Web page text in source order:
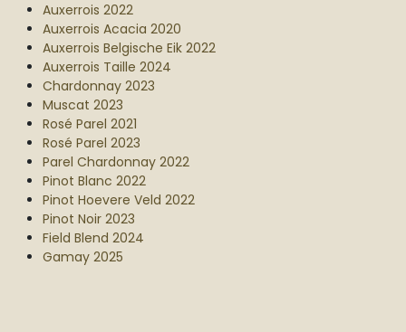
Auxerrois 2022
Auxerrois Acacia 2020
Auxerrois Belgische Eik 2022
Auxerrois Taille 2024
Chardonnay 2023
Muscat 2023
Rosé Parel 2021
Rosé Parel 2023
Parel Chardonnay 2022
Pinot Blanc 2022
Pinot Hoevere Veld 2022
Pinot Noir 2023
Field Blend 2024
Gamay 2025